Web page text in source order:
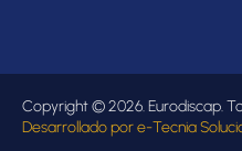
Copyright © 2026. Eurodiscap.
Desarrollado pore-Tecnia